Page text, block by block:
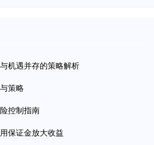
机遇并存的策略解析
策略
控制指南
保证金放大收益